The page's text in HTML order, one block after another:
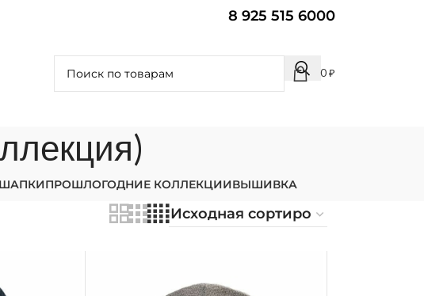
8 925 515 6000
0₽
ПРОШЛОГОДНИЕ КОЛЛЕКЦИИВЫШИВКА